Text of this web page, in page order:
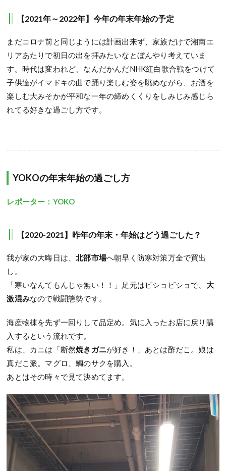
【2021年～2022年】今年の年末年始の予定
まだコロナ前と同じようには計画出来ず、家族だけで湘南エ
リアあたりで初日の出を拝みたいなとぼんやり考えていま
す。時代は変われど、なんだかんだNHK紅白歌合戦をつけて
子供達がイマドキの曲で踊り楽しむ姿を眺めながら、お酒を
楽しむ大みそかが平和な一年の締めくくりをしみじみ感じら
れてる好きな過ごし方です。
YOKOの年末年始の過ごし方
レポーター：YOKO
【2020-2021】昨年の年末・年始はどう過ごした？
我が家の大晦日は、北部市場へ朝早く防寒対策万全で買出
し。
「寒いなんてもんじゃ無い！！」足元はビショビショで、 大
激混みなので戦闘態勢です。
海産物棟を先ず一回りして品定め。気に入ったお店に戻り購
入するという流れです。
私は、カニは「断然焼きガニが好き！」あとは酢だこ。娘は
真だこ派。マグロ、鯛のサクを購入。
あとはその時々で見て決めてます。